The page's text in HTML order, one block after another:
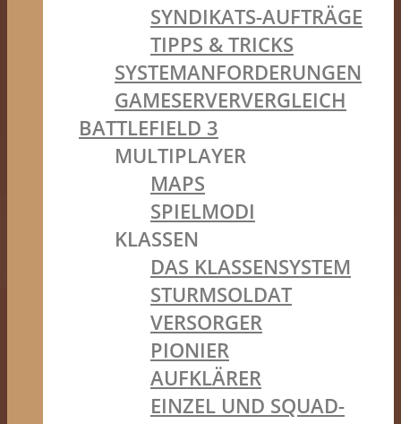
SYNDIKATS-AUFTRÄGE
TIPPS & TRICKS
SYSTEMANFORDERUNGEN
GAMESERVERVERGLEICH
BATTLEFIELD 3
MULTIPLAYER
MAPS
SPIELMODI
KLASSEN
DAS KLASSENSYSTEM
STURMSOLDAT
VERSORGER
PIONIER
AUFKLÄRER
EINZEL UND SQUAD-